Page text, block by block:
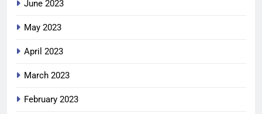
June 2023
May 2023
April 2023
March 2023
February 2023